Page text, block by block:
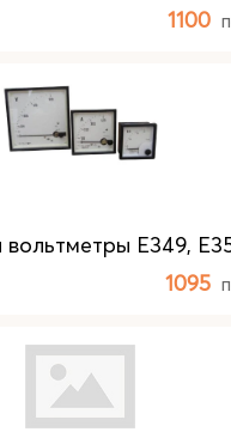
1100
Е349,
1095